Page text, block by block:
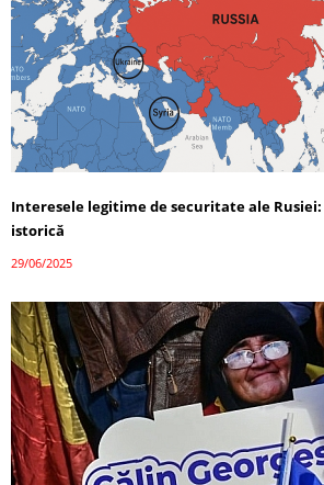
Interesele legitime de securitate ale
istorică
29/06/2025